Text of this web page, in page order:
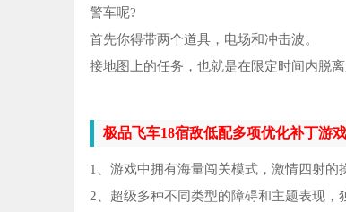
警车呢?
首先你得带两个道具，电场和冲击波。
接地图上的任务，也就是在限定时间内脱
极品飞车18宿敌低配多项优化补丁游
1、游戏中拥有海量闯关模式，激情四射的
2、超级多种不同类型的障碍和主题表现，